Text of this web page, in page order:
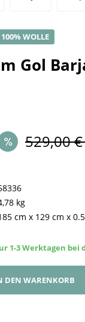
100% WOLLE
Gol
529,00
kg
cm x 129 cm x
1-3 Werktagen bei
DEN WARENKORB